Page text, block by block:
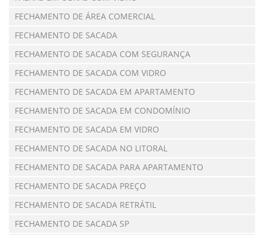
FECHAMENTO DE ÁREA COMERCIAL
FECHAMENTO DE SACADA
FECHAMENTO DE SACADA COM SEGURANÇA
FECHAMENTO DE SACADA COM VIDRO
FECHAMENTO DE SACADA EM APARTAMENTO
FECHAMENTO DE SACADA EM CONDOMÍNIO
FECHAMENTO DE SACADA EM VIDRO
FECHAMENTO DE SACADA NO LITORAL
FECHAMENTO DE SACADA PARA APARTAMENTO
FECHAMENTO DE SACADA PREÇO
FECHAMENTO DE SACADA RETRÁTIL
FECHAMENTO DE SACADA SP